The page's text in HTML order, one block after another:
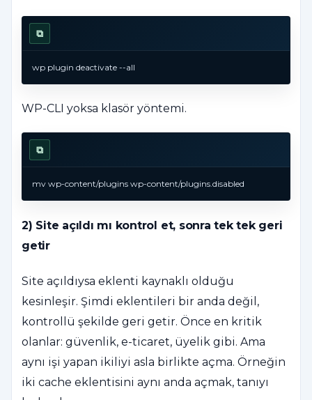
⧉
wp plugin deactivate --all
WP-CLI yoksa klasör yöntemi.
⧉
mv wp-content/plugins wp-content/plugins.disabled
2) Site açıldı mı kontrol et, sonra tek tek geri
getir
Site açıldıysa eklenti kaynaklı olduğu
kesinleşir. Şimdi eklentileri bir anda değil,
kontrollü şekilde geri getir. Önce en kritik
olanlar: güvenlik, e-ticaret, üyelik gibi. Ama
aynı işi yapan ikiliyi asla birlikte açma. Örneğin
iki cache eklentisini aynı anda açmak, tanıyı